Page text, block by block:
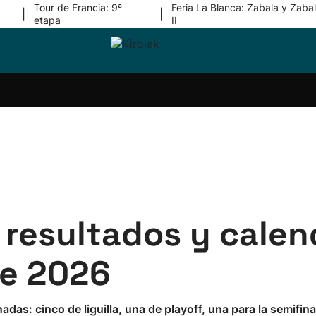
Tour de Francia: 9ª
etapa
Feria La Blanca: Zabala y
II
Equipos
y
2026
cinco de liguilla, una de playoff, una para la